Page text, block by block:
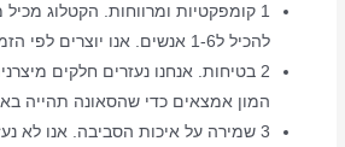
1 קומפקטיות ומרווחות. הקטלוג
להכיל ל1-6 אנשים. אנו יוצרים לפי הזמנת הלקוח.
2 בטיחות. אנחנו נעזרים חלקים
המון אמצאים כדי שהסאונה תהייה
3 שמירה על איכות הסביבה. אנו לא